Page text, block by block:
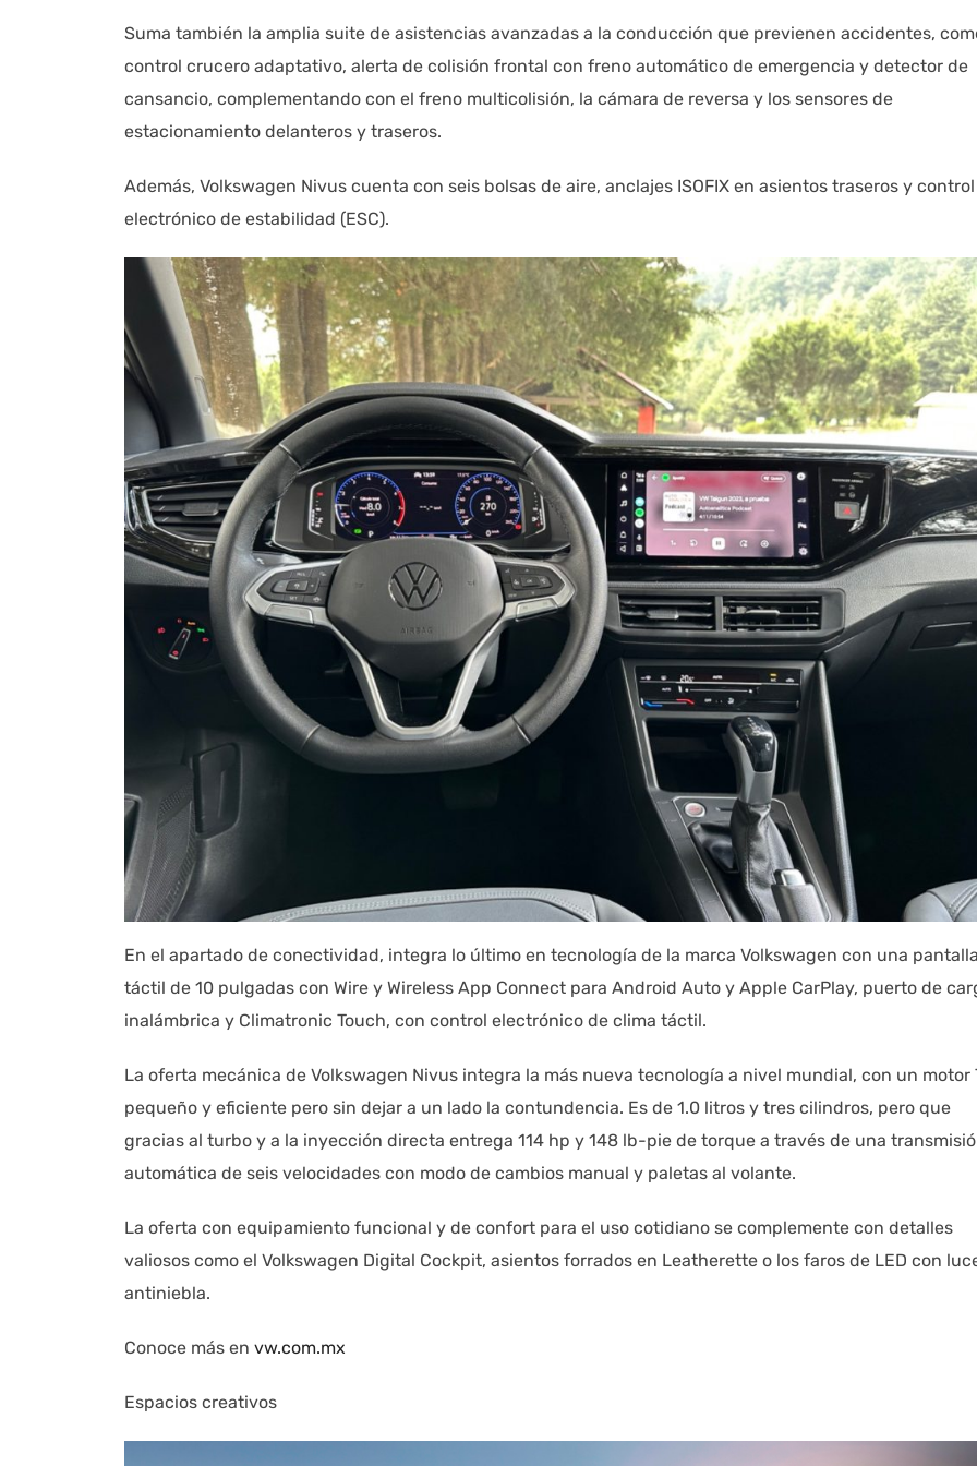
Suma también la amplia suite de asistencias avanzadas a la conducción que previenen accidentes,
control crucero adaptativo, alerta de colisión frontal con freno automático de emergencia y detector de
cansancio, complementando con el freno multicolisión, la cámara de reversa y los sensores de
estacionamiento delanteros y traseros.
Además, Volkswagen Nivus cuenta con seis bolsas de aire, anclajes ISOFIX en asientos traseros y control
electrónico de estabilidad (ESC).
En el apartado de conectividad, integra lo último en tecnología de la marca Volkswagen con una
táctil de 10 pulgadas con Wire y Wireless App Connect para Android Auto y Apple CarPlay, puerto de
inalámbrica y Climatronic Touch, con control electrónico de clima táctil.
La oferta mecánica de Volkswagen Nivus integra la más nueva tecnología a nivel mundial, con un motor
pequeño y eficiente pero sin dejar a un lado la contundencia. Es de 1.0 litros y tres cilindros, pero que
gracias al turbo y a la inyección directa entrega 114 hp y 148 lb-pie de torque a través de una
automática de seis velocidades con modo de cambios manual y paletas al volante.
La oferta con equipamiento funcional y de confort para el uso cotidiano se complemente con detalles
valiosos como el Volkswagen Digital Cockpit, asientos forrados en Leatherette o los faros de LED con
antiniebla.
Conoce más en vw.com.mx
Espacios creativos